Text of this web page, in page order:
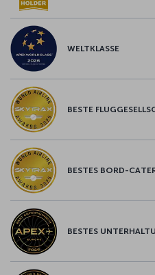
WELTKLASSE
BESTE
BESTES BORD-
BESTES